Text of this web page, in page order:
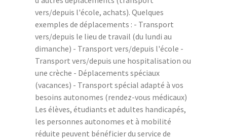
vers/depuis l'école, achats). Quelques
exemples de déplacements : - Transport
vers/depuis le lieu de travail (du lundi au
dimanche) - Transport vers/depuis l'école -
Transport vers/depuis une hospitalisation ou
une crèche - Déplacements spéciaux
(vacances) - Transport spécial adapté à vos
besoins autonomes (rendez-vous médicaux)
Les élèves, étudiants et adultes handicapés,
les personnes autonomes et à mobilité
réduite peuvent bénéficier du service de